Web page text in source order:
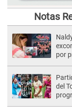
Notas
por
del